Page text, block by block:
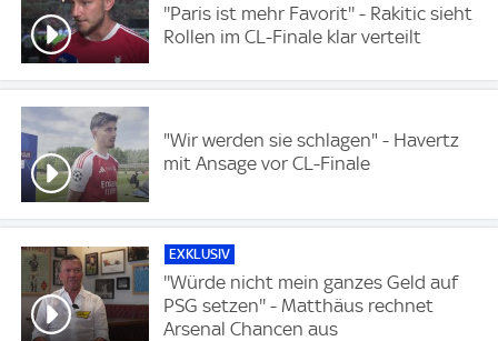
''Paris ist mehr Favorit'' - Rakitic sieht
Rollen im CL-Finale klar verteilt
"Wir werden sie schlagen" - Havertz
mit Ansage vor CL-Finale
EXKLUSIV
''Würde nicht mein ganzes Geld auf
PSG setzen'' - Matthäus rechnet
Arsenal Chancen aus